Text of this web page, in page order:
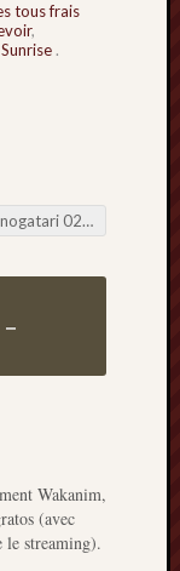
tous frais
,
Sunrise .
Otorimonogatari 02 – Les portes du pénitencier
Wakanim,
(avec
le streaming).